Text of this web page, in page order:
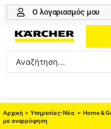
Μετάβαση
περιεχόμενο
Ο λογαριασμός μου
Search
...
ONLINE SHOP
Αρχική > Υπηρεσίες-Νέα >Home &
με αναρρόφηση